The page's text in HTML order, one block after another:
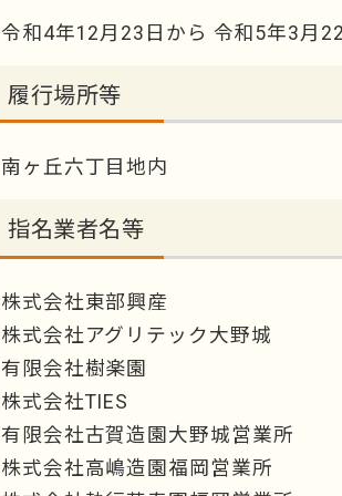
令和4年12月23日から 令和5年3月
履行場所等
南ヶ丘六丁目地内
指名業者名等
株式会社東部興産
株式会社アグリテック大野城
有限会社樹楽園
株式会社TIES
有限会社古賀造園大野城営業所
株式会社高嶋造園福岡営業所